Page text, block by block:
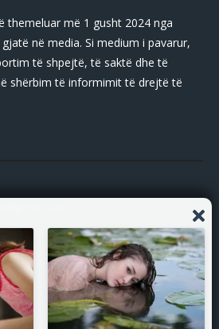
themeluar më 1 gusht 2024 nga
në media. Si medium i pavarur,
të shpejtë, të saktë dhe të
shërbim të informimit të drejtë të